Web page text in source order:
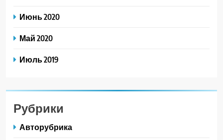
Июнь 2020
Май 2020
Июль 2019
Рубрики
Авторубрика